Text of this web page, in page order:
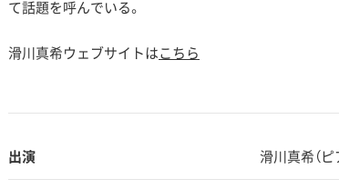
て話題を呼んでいる。
滑川真希ウェブサイトは こちら
出演 滑川真希（